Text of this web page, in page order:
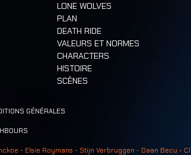
LONE WOLVES
PLAN
DEATH RIDE
VALEURS ET NORMES
CHARACTERS
HISTOIRE
SCÈNES
GÉNÉRALES
- Elsie Roymans - Stijn Verbruggen - Daan Becu -